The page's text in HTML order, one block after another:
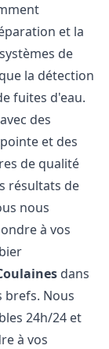
et la
de
la détection
fuites d'eau.
des
et des
de qualité
résultats de
nous
à vos
dans
brefs. Nous
24h/24 et
à vos